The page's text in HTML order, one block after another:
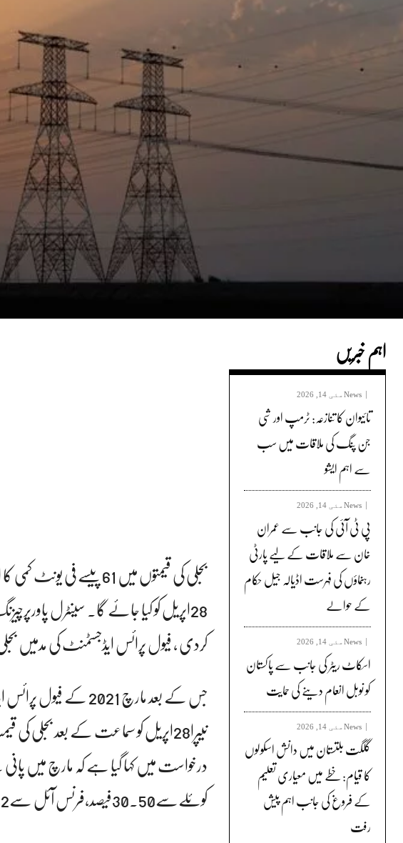
بجلی کی قیمتوں میں 61
28اپریل کو کیا جائے گا۔ سینٹرل
کردی ، فیول پرائس ایڈجسٹمنٹ کی مدمیں بجلی قیمت میں61پیسے فی یونٹ
جس کے بعد مارچ
نیپرا28اپریل کو سماعت کے بعد
کوئلےسے30.50فیصد،فرنس آئل سے2.62فیصدبجلی پیداہوئی۔
اہم خبریں
News مئی 14, 2026
تائیوان کا تنازعہ: ٹرمپ اور شی
جن پنگ کی ملاقات میں سب
سے اہم ایشو
News مئی 14, 2026
پی ٹی آئی کی جانب سے عمران
خان سے ملاقات کے لیے پارٹی
رہنماؤں کی فہرست اڈیالہ جیل حکام
کے حوالے
News مئی 14, 2026
اسکاٹ ریٹر کی جانب سے پاکستان
کو نوبل انعام دینے کی حمایت
News مئی 14, 2026
گلگت بلتستان میں دانش اسکولوں
کا قیام: خطے میں معیاری تعلیم
کے فروغ کی جانب اہم پیش
رفت